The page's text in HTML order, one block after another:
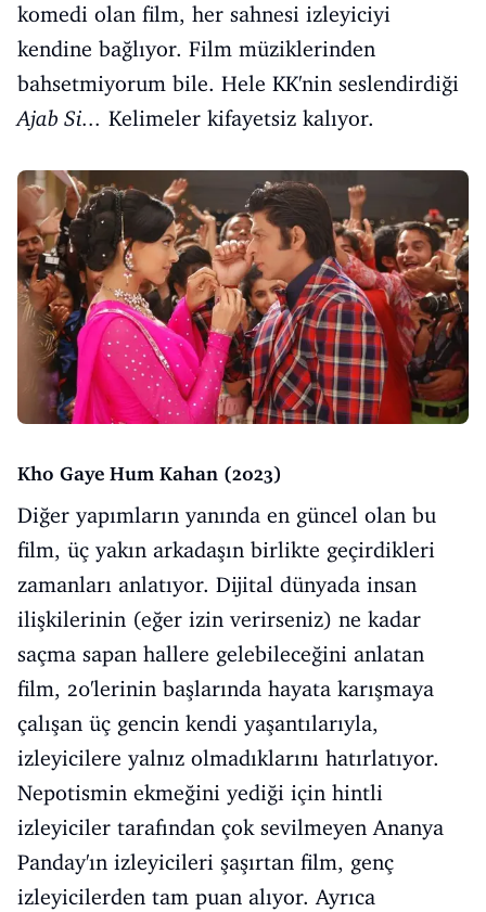
komedi olan film, her sahnesi izleyiciyi
kendine bağlıyor. Film müziklerinden
bahsetmiyorum bile. Hele KK'nin seslendirdiği
Ajab Si... Kelimeler kifayetsiz kalıyor.
Kho Gaye Hum Kahan (2023)
Diğer yapımların yanında en güncel olan bu
film, üç yakın arkadaşın birlikte geçirdikleri
zamanları anlatıyor. Dijital dünyada insan
ilişkilerinin (eğer izin verirseniz) ne kadar
saçma sapan hallere gelebileceğini anlatan
film, 20'lerinin başlarında hayata karışmaya
çalışan üç gencin kendi yaşantılarıyla,
izleyicilere yalnız olmadıklarını hatırlatıyor.
Nepotismin ekmeğini yediği için hintli
izleyiciler tarafından çok sevilmeyen Ananya
Panday'ın izleyicileri şaşırtan film, genç
izleyicilerden tam puan alıyor. Ayrıca